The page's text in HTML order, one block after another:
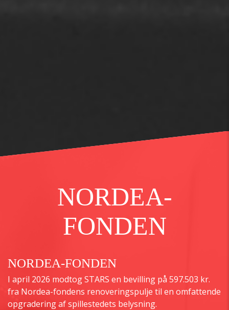
NORDEA-
FONDEN
NORDEA-FONDEN
I april 2026 modtog STARS en bevilling på 597.503 kr.
fra Nordea-fondens renoveringspulje til en omfattende
opgradering af spillestedets belysning.